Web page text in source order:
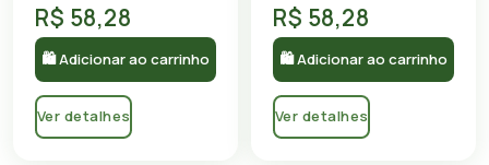
R$ 58,28
🛍 Adicionar ao carrinho
Ver detalhes
R$ 58,28
🛍 Adicionar ao carrinho
Ver detalhes